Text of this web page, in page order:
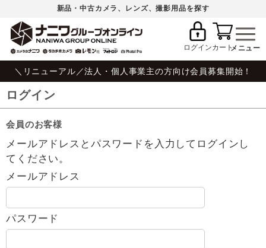
新品・中古カメラ、レンズ、撮影用品を探す
ログインカート
＼リニューアル／法人・個人事業主の方向け会員募集開始！
ログイン
会員のお客様
メールアドレスとパスワードを入力してログインし
てください。
メールアドレス
パスワード